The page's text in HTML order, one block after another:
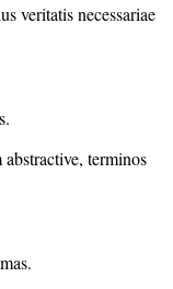
veritatis necessariae
terminos